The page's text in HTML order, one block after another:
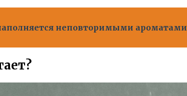
неповторимыми ароматами